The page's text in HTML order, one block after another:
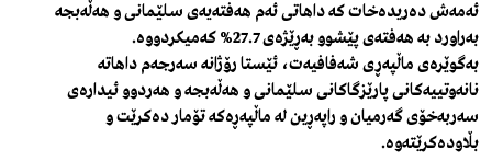
ئه‌مه‌ش ده‌ریده‌خات كه‌ داهاتی‌ ئه‌م هه‌فته‌یه‌ی‌ سلێمانی‌ و هه‌ڵه‌بجه‌
به‌راورد به‌ هه‌فته‌ی‌ پێشوو به‌ڕێژه‌ی‌ 27.7% كه‌میكردووه‌.
به‌گوێره‌ی‌ ماڵپه‌ڕی‌ شه‌فافیه‌ت، ئێستا رۆژانه‌ سه‌رجه‌م داهاته‌
نانه‌وتییه‌كانی پارێزگاكانی سلێمانی و هه‌ڵه‌بجه‌ و هه‌ردوو ئیداره‌ی
سه‌ربه‌خۆی گه‌رمیان و راپه‌ڕین له‌ ماڵپه‌ڕه‌كه‌ تۆمار ده‌كرێت و
بڵاوده‌كرێته‌وه‌.